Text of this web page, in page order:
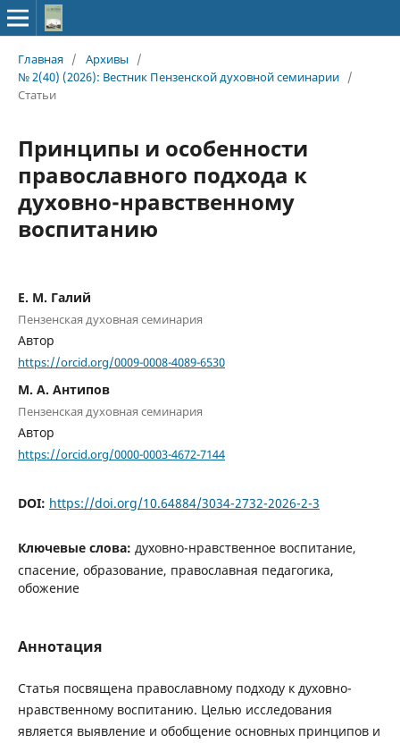
Главная / Архивы
/
№ 2(40) (2026): Вестник Пензенской духовной семинарии /
Статьи
Принципы и особенности
православного подхода к
духовно-нравственному
воспитанию
Е. М. Галий
Пензенская духовная семинария
Автор
https://orcid.org/0009-0008-4089-6530
М. А. Антипов
Пензенская духовная семинария
Автор
https://orcid.org/0000-0003-4672-7144
DOI: https://doi.org/10.64884/3034-2732-2026-2-3
Ключевые слова: духовно-нравственное воспитание,
спасение, образование, православная педагогика,
обожение
Аннотация
Статья посвящена православному подходу к духовно-
нравственному воспитанию. Целью исследования
является выявление и обобщение основных принципов и